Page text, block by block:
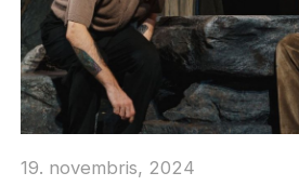
19. novembris, 2024